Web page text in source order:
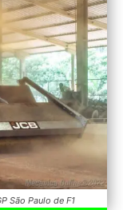
São Paulo de F1